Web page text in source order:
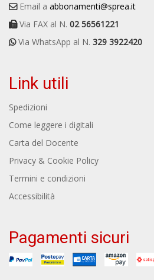
Email a abbonamenti@sprea.it
Via FAX al N. 02 56561221
Via WhatsApp al N. 329 3922420
Link utili
Spedizioni
Come leggere i digitali
Carta del Docente
Privacy & Cookie Policy
Termini e condizioni
Accessibilità
Pagamenti sicuri